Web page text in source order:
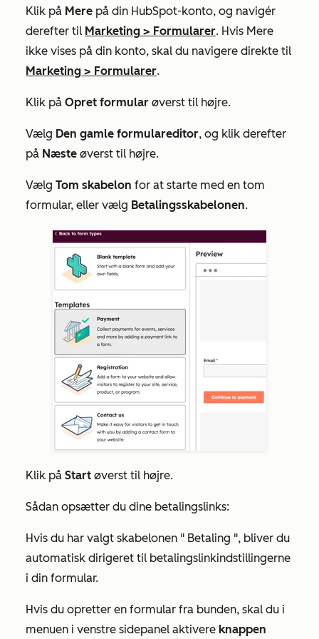
Klik på Mere på din HubSpot-konto, og navigér
derefter til Marketing > Formularer. Hvis Mere
ikke vises på din konto, skal du navigere direkte til
Marketing > Formularer.
Klik på Opret formular øverst til højre.
Vælg Den gamle formulareditor, og klik derefter
på Næste øverst til højre.
Vælg Tom skabelon for at starte med en tom
formular, eller vælg Betalingsskabelonen.
Klik på Start øverst til højre.
Sådan opsætter du dine betalingslinks:
Hvis du har valgt skabelonen " Betaling ", bliver du
automatisk dirigeret til betalingslinkindstillingerne
i din formular.
Hvis du opretter en formular fra bunden, skal du i
menuen i venstre sidepanel aktivere knappen